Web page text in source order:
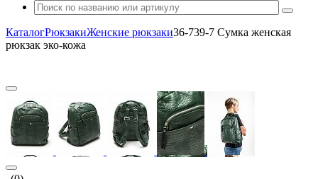
КаталогРюкзакиЖенские рюкзаки36-739-7 Сумка женская
рюкзак эко-кожа